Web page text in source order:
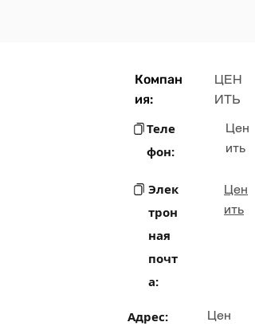
Компан
ия:
ЦЕН
ИТЬ
Теле
фон:
Цен
ить
Элек
трон
ная
почт
а:
Цен
ить
Адрес:
Цен